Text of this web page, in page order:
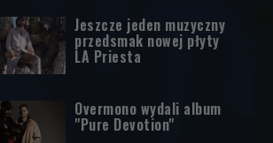
Jeszcze jeden muzyczny
przedsmak nowej płyty
LA Priesta
Overmono wydali album
"Pure Devotion"